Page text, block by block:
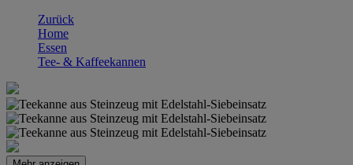
Zurück
Home
Essen
Tee- & Kaffeekannen